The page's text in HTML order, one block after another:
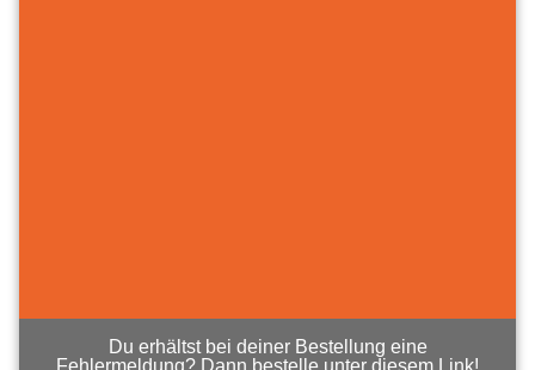
Du erhältst bei deiner Bestellung eine
Fehlermeldung? Dann bestelle unter diesem Link!